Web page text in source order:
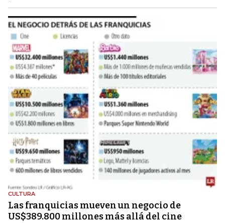
CULTURA
Las franquicias mueven un negocio de
US$389.800 millones más allá del cine